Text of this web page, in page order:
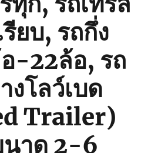
ยบ, รถกึ่ง
-22ล้อ, รถ
งโลว์เบด
Trailer)
นาด 2-6